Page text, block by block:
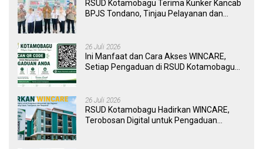
RSUD Kotamobagu Terima Kunker Kancab
BPJS Tondano, Tinjau Pelayanan dan
26 Juli 2026
Ini Manfaat dan Cara Akses WINCARE,
Setiap Pengaduan di RSUD Kotamobagu
26 Juli 2026
RSUD Kotamobagu Hadirkan WINCARE,
Terobosan Digital untuk Pengaduan